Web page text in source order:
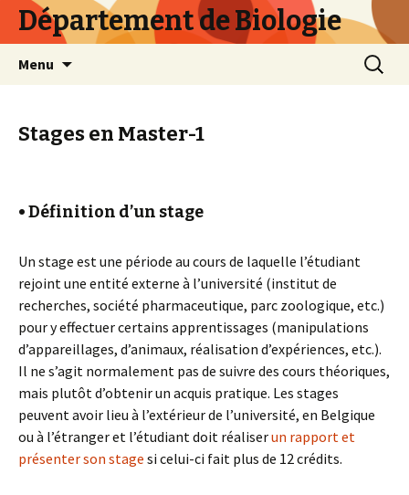
Département de Biologie
Menu
Stages en Master-1
• Définition d’un stage
Un stage est une période au cours de laquelle l’étudiant
rejoint une entité externe à l’université (institut de
recherches, société pharmaceutique, parc zoologique, etc.)
pour y effectuer certains apprentissages (manipulations
d’appareillages, d’animaux, réalisation d’expériences, etc.).
Il ne s’agit normalement pas de suivre des cours théoriques,
mais plutôt d’obtenir un acquis pratique. Les stages
peuvent avoir lieu à l’extérieur de l’université, en Belgique
ou à l’étranger et l’étudiant doit réaliserun rapport et
présenter son stage si celui-ci fait plus de 12 crédits.